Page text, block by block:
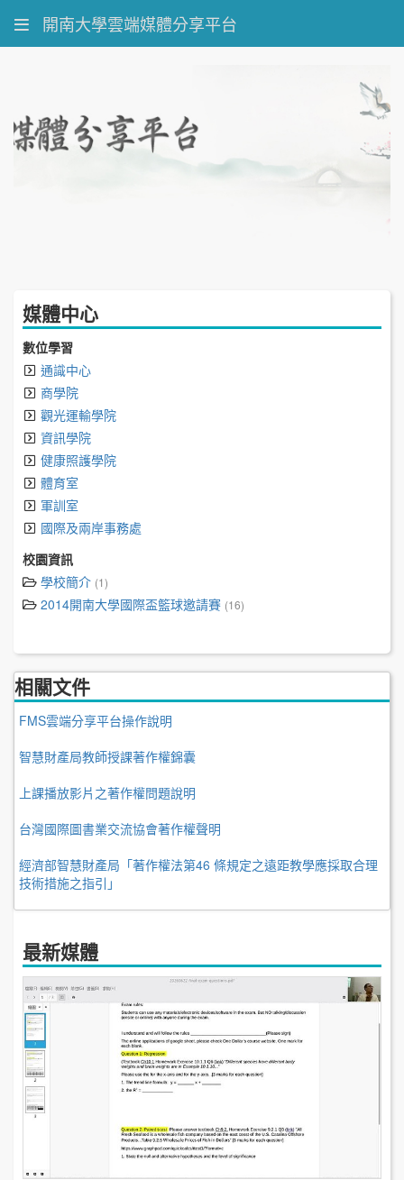
開南大學雲端媒體分享平台
媒體中心
數位學習
通識中心
商學院
觀光運輸學院
資訊學院
健康照護學院
體育室
軍訓室
國際及兩岸事務處
校園資訊
學校簡介 (1)
2014開南大學國際盃籃球邀請賽 (16)
相關文件
FMS雲端分享平台操作說明
智慧財產局教師授課著作權錦囊
上課播放影片之著作權問題說明
台灣國際圖書業交流協會著作權聲明
經濟部智慧財產局「著作權法第46 條規定之遠距教學應採取合理
技術措施之指引」
最新媒體